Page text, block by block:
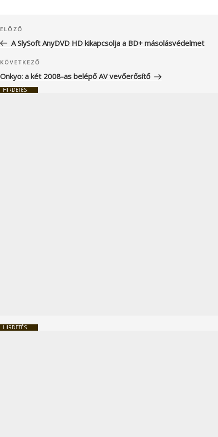
navigáció
Korábbi
bejegyzés
ELŐZŐ
A SlySoft AnyDVD HD kikapcsolja a BD+ másolásvédelmet
Következő
bejegyzés
KÖVETKEZŐ
Onkyo: a két 2008-as belépő AV vevőerősítő
HIRDETÉS
HIRDETÉS